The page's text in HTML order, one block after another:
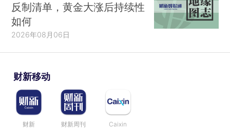
反制清单，黄金大涨后持续性
如何
2026年08月06日
财新移动
财新 财新周刊 Caixin